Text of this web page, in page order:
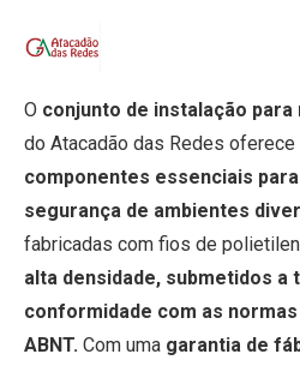
O conjunto de instalação
do Atacadão das Redes oferece
componentes essenciais
segurança de ambientes
fabricadas com fios de
alta densidade, submetidos a
conformidade com as
ABNT. Com uma garantia de